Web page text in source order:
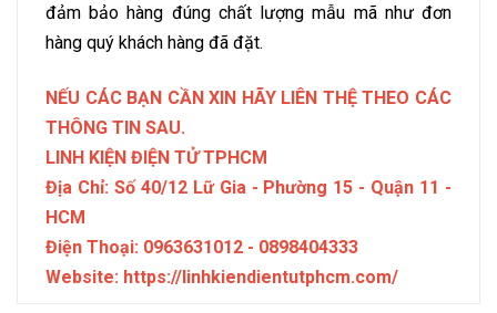
đảm bảo hàng đúng chất lượng mẫu mã như đơn
hàng quý khách hàng đã đặt.
NẾU CÁC BẠN CẦN XIN HÃY LIÊN THỆ THEO CÁC
THÔNG TIN SAU.
LINH KIỆN ĐIỆN TỬ TPHCM
Địa Chỉ: Số 40/12 Lữ Gia - Phường 15 - Quận 11 -
HCM
Điện Thoại: 0963631012 - 0898404333
Website: https://linhkiendientutphcm.com/